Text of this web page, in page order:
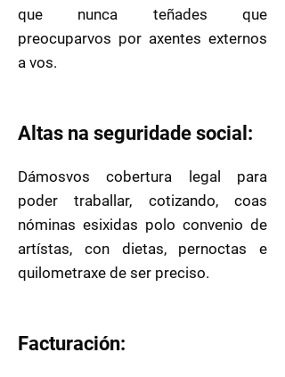
que nunca teñades que
preocuparvos por axentes externos
a vos.
Altas na seguridade social:
Dámosvos cobertura legal para
poder traballar, cotizando, coas
nóminas esixidas polo convenio de
artístas, con dietas, pernoctas e
quilometraxe de ser preciso.
Facturación: